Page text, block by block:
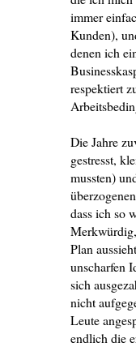
immer
Kunden),
denen ich
respektiert
Die Jahre
gestresst,
mussten)
dass ich so
Plan
unscharfen
sich
nicht
Leute
endlich die